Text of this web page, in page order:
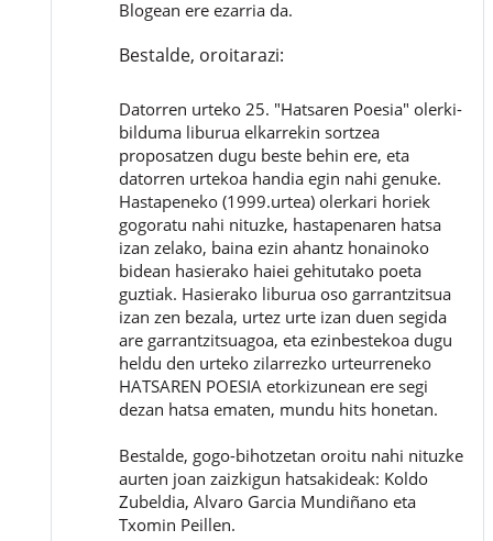
Blogean ere ezarria da.
Bestalde, oroitarazi:
Datorren urteko 25. "Hatsaren Poesia" olerki-
bilduma liburua elkarrekin sortzea
proposatzen dugu beste behin ere, eta
datorren urtekoa handia egin nahi genuke.
Hastapeneko (1999.urtea) olerkari horiek
gogoratu nahi nituzke, hastapenaren hatsa
izan zelako, baina ezin ahantz honainoko
bidean hasierako haiei gehitutako poeta
guztiak. Hasierako liburua oso garrantzitsua
izan zen bezala, urtez urte izan duen segida
are garrantzitsuagoa, eta ezinbestekoa dugu
heldu den urteko zilarrezko urteurreneko
HATSAREN POESIA etorkizunean ere segi
dezan hatsa ematen, mundu hits honetan.
Bestalde, gogo-bihotzetan oroitu nahi nituzke
aurten joan zaizkigun hatsakideak: Koldo
Zubeldia, Alvaro Garcia Mundiñano eta
Txomin Peillen.